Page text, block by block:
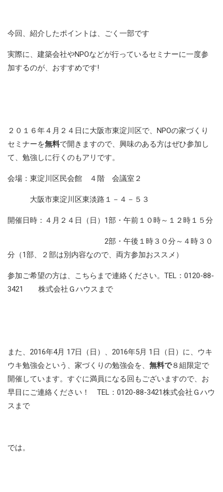
今回、紹介したポイントは、ごく一部です
実際に、建築会社やNPOなどが行っているセミナーに一度参
加するのが、おすすめです!
２０１６年４月２４日に大阪市東淀川区で、NPOの家づくり
セミナーを無料で開きますので、興味のある方はぜひ参加し
て、勉強しに行くのもアリです。
会場：東淀川区民会館 ４階 会議室２
大阪市東淀川区東淡路１－４－５３
開催日時：４月２４日（日）1部・午前１０時～１２時１５分
2部・午後１時３０分～４時３０
分（1部、２部は別内容なので、両方参加おススメ）
参加ご希望の方は、こちらまで連絡ください。TEL：0120-88-
3421 株式会社Ｇハウスまで
また、2016年4月 17日（日）、2016年5月 1日（日）に、ウキ
ウキ勉強会という、家づくりの勉強会を、 無料で８組限定で
開催しています。すぐに満員になる回もございますので、お
早目にご連絡ください！ TEL：0120-88-3421株式会社Ｇハウ
スまで
では。